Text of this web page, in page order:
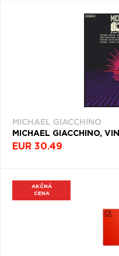
MICHAEL GIACCHINO
EUR 30.49
AKČNÁ
CENA